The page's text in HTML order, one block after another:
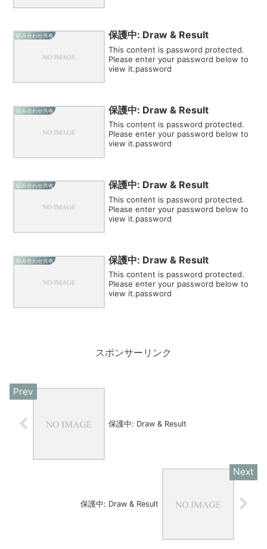
組み合わせ共有 保護中: Draw & Result
This content is password protected.
Please enter your password below to
view it.password
組み合わせ共有 保護中: Draw & Result
This content is password protected.
Please enter your password below to
view it.password
組み合わせ共有 保護中: Draw & Result
This content is password protected.
Please enter your password below to
view it.password
組み合わせ共有 保護中: Draw & Result
This content is password protected.
Please enter your password below to
view it.password
スポンサーリンク
保護中: Draw & Result
保護中: Draw & Result